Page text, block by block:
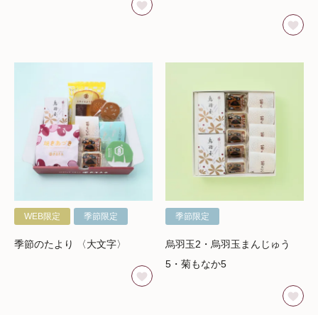
WEB限定 季節限定
季節のたより 〈大文字〉
季節限定
烏羽玉2・烏羽玉まんじゅう
5・菊もなか5